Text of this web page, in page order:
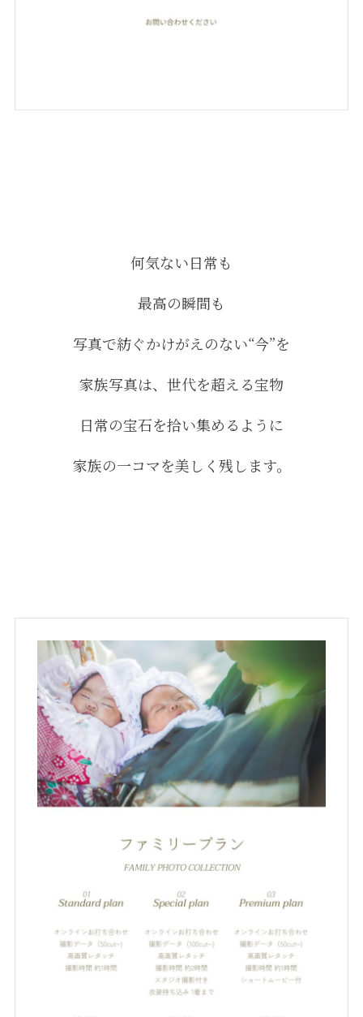
何気ない日常も
最高の瞬間も
写真で紡ぐかけがえのない“今”を
家族写真は、世代を超える宝物
日常の宝石を拾い集めるように
家族の一コマを美しく残します。